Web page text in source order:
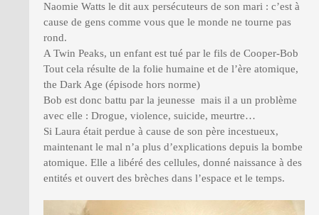
Naomie Watts le dit aux persécuteurs de son mari : c’est à
cause de gens comme vous que le monde ne tourne pas
rond.
A Twin Peaks, un enfant est tué par le fils de Cooper-Bob
Tout cela résulte de la folie humaine et de l’ère atomique,
the Dark Age (épisode hors norme)
Bob est donc battu par la jeunesse mais il a un problème
avec elle : Drogue, violence, suicide, meurtre…
Si Laura était perdue à cause de son père incestueux,
maintenant le mal n’a plus d’explications depuis la bombe
atomique. Elle a libéré des cellules, donné naissance à des
entités et ouvert des brèches dans l’espace et le temps.